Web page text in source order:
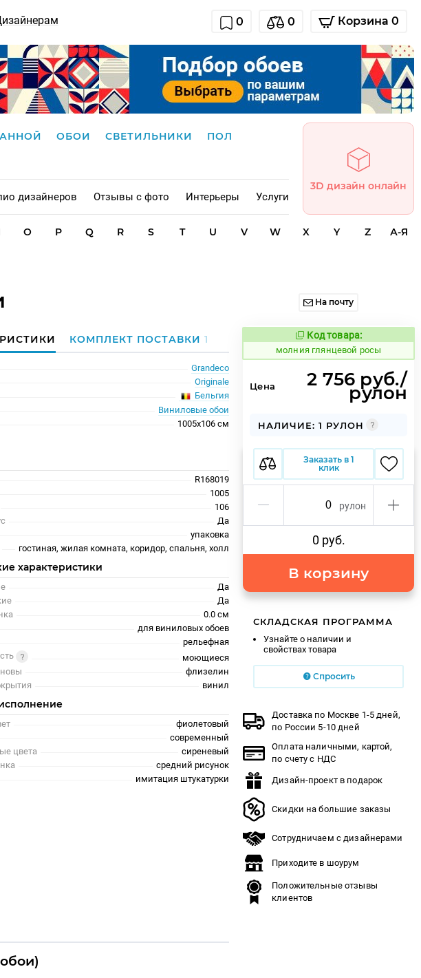
0 0 Корзина 0
ОБОИ СВЕТИЛЬНИКИ ПОЛ
дизайнеров Отзывы с фото Интерьеры Услуги
3D дизайн онлайн
O P Q R S T U V W X Y Z А-Я
На почту
КОМПЛЕКТ ПОСТАВКИ1
Grandeco
Originale
Бельгия
Виниловые обои
1005x106 см
R168019
1005
106
Да
упаковка
гостиная, жилая комната, коридор, спальня, холл
характеристики
Да
Да
0.0 см
для виниловых обоев
рельефная
моющиеся
флизелин
винил
фиолетовый
современный
цвета
сиреневый
средний рисунок
имитация штукатурки
Код товара:
1002332 Код товара:
молния глянцевой росы
Цена 2 756 руб./
рулон
НАЛИЧИЕ: 1 РУЛОН
Заказать в 1
клик
рулон
0 руб.
В корзину
СКЛАДСКАЯ ПРОГРАММА
Узнайте о наличии и
свойствах товара
Спросить
Доставка по Москве 1-5 дней,
по России 5-10 дней
Оплата наличными, картой,
по счету с НДС
Дизайн-проект в подарок
Скидки на большие заказы
Сотрудничаем с дизайнерами
Приходите в шоурум
Положительные отзывы
клиентов